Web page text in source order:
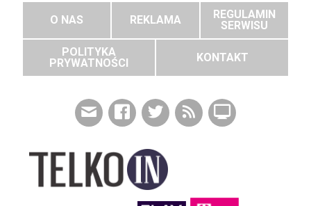
O NAS REKLAMA
REGULAMIN
SERWISU
POLITYKA
PRYWATNOŚCI
KONTAKT